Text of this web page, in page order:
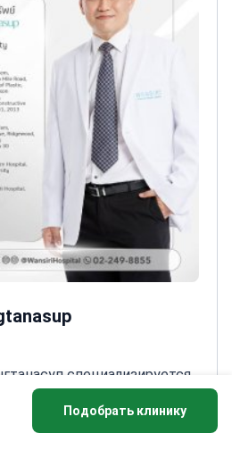
Подобрать клинику
специализируется
и контурной
Wansiri. Прошел
хирургии в больнице